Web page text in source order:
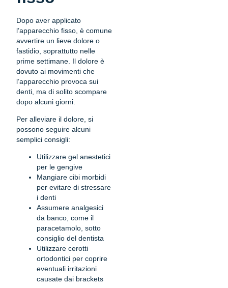
Dopo aver applicato
l’apparecchio fisso, è comune
avvertire un lieve dolore o
fastidio, soprattutto nelle
prime settimane. Il dolore è
dovuto ai movimenti che
l’apparecchio provoca sui
denti, ma di solito scompare
dopo alcuni giorni.
Per alleviare il dolore, si
possono seguire alcuni
semplici consigli:
Utilizzare gel anestetici
per le gengive
Mangiare cibi morbidi
per evitare di stressare
i denti
Assumere analgesici
da banco, come il
paracetamolo, sotto
consiglio del dentista
Utilizzare cerotti
ortodontici per coprire
eventuali irritazioni
causate dai brackets